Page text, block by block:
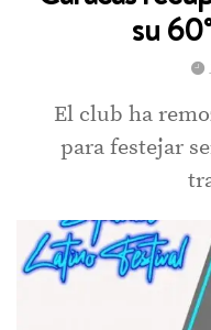
su
El club ha
para festejar